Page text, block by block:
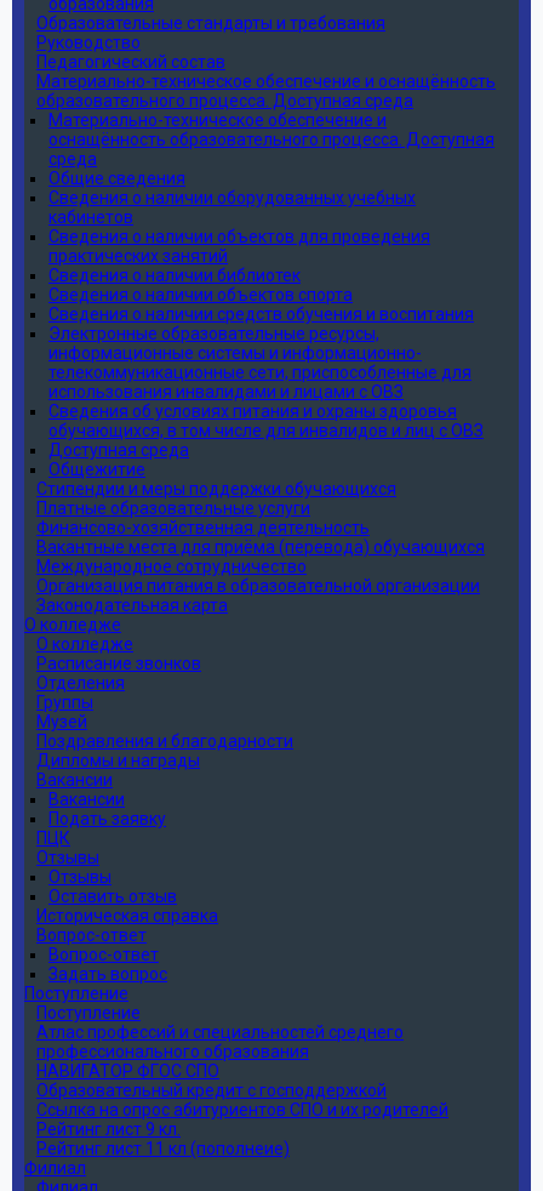
Образовательные стандарты и требования
Руководство
Педагогический состав
Материально-техническое обеспечение и оснащённость
образовательного процесса. Доступная среда
Материально-техническое обеспечение и
оснащённость образовательного процесса. Доступная
среда
Общие сведения
Сведения о наличии оборудованных учебных
кабинетов
Сведения о наличии объектов для проведения
практических занятий
Сведения о наличии библиотек
Сведения о наличии объектов спорта
Сведения о наличии средств обучения и воспитания
Электронные образовательные ресурсы,
информационные системы и информационно-
телекоммуникационные сети, приспособленные для
использования инвалидами и лицами с ОВЗ
Сведения об условиях питания и охраны здоровья
обучающихся, в том числе для инвалидов и лиц с ОВЗ
Доступная среда
Общежитие
Стипендии и меры поддержки обучающихся
Платные образовательные услуги
Финансово-хозяйственная деятельность
Вакантные места для приёма (перевода) обучающихся
Международное сотрудничество
Организация питания в образовательной организации
Законодательная карта
О колледже
О колледже
Расписание звонков
Отделения
Группы
Музей
Поздравления и благодарности
Дипломы и награды
Вакансии
Вакансии
Подать заявку
ПЦК
Отзывы
Отзывы
Оставить отзыв
Историческая справка
Вопрос-ответ
Вопрос-ответ
Задать вопрос
Поступление
Поступление
Атлас профессий и специальностей среднего
профессионального образования
НАВИГАТОР ФГОС СПО
Образовательный кредит с господдержкой
Ссылка на опрос абитуриентов СПО и их родителей
Рейтинг лист 9 кл.
Рейтинг лист 11 кл (пополнеие)
Филиал